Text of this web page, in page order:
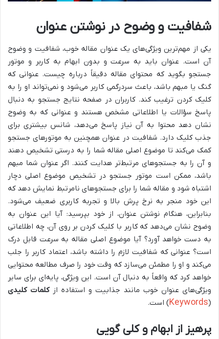
شفافیت و وضوح در نوشتن عنوان
یکی از مهم‌ترین ویژگی‌های یک عنوان مقاله خوب، شفافیت و وضوح
آن است. عنوان باید به سرعت و بدون ابهام به کاربر و موتور
جستجو بگوید که محتوای مقاله دقیقاً درباره چیست. عنوانی که
گنگ یا مبهم باشد، باعث سردرگمی کاربر می‌شود و نمی‌تواند او را به
کلیک کردن ترغیب کند. کاربران در صفحه نتایج جستجو به دنبال
پاسخ سؤالات یا اطلاعاتی مشخص هستند و عنوانی که به وضوح
نشان دهد محتوا به آن نیاز پاسخ می‌دهد، شانس بیشتری برای
جذب کلیک دارد. شفافیت در عنوان همچنین به موتورهای جستجو
کمک می‌کند تا موضوع اصلی مقاله شما را به درستی تشخیص دهند
و آن را به جستجوهای مرتبط‌تر هدایت کنند. اگر عنوان شما مبهم
باشد، ممکن است موتور جستجو در تشخیص موضوع اصلی دچار
اشتباه شود و مقاله شما را برای جستجوهای نامرتبط نمایش دهد که
این خود منجر به نرخ پرش بالا و تجربه کاربری ضعیف می‌شود.
بنابراین، هنگام نوشتن عنوان، از خود بپرسید: آیا این عنوان به
وضوح نشان می‌دهد که کاربر با کلیک کردن بر روی آن، چه اطلاعاتی
به دست خواهد آورد؟ آیا موضوع اصلی مقاله به سرعت قابل درک
است؟ عنوانی که شفافیت لازم را داشته باشد، اعتماد کاربر را جلب
می‌کند و او را مطمئن می‌سازد که وقت خود را صرف مطالعه محتوایی
خواهد کرد که واقعاً به دنبال آن است. این ویژگی، پایه‌ای برای سایر
ویژگی‌های عنوان خوب مانند جذابیت و استفاده ازکلمات کلیدی
(
Keywords) است.
پرهیز از ابهام و کلی گویی